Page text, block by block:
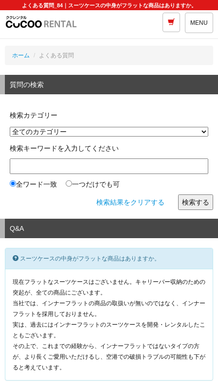
よくある質問_84｜スーツケースの中身がフラットな商品はありますか。
MENU
ホーム よくある質問
質問の検索
検索カテゴリー
検索キーワードを入力してください
全ワード一致 一つだけでも可
検索結果をクリアする
Q&A
スーツケースの中身がフラットな商品はありますか。
現在フラットなスーツケースはございません。キャリーバー収納のための
突起が、全ての商品にございます。
当社では、インナーフラットの商品の取扱いが無いのではなく、インナー
フラットを採用しておりません。
実は、過去にはインナーフラットのスーツケースを開発・レンタルしたこ
ともございます。
その上で、これまでの経験から、インナーフラットではないタイプの方
が、より長くご愛用いただけるし、空港での破損トラブルの可能性も下が
ると考えています。